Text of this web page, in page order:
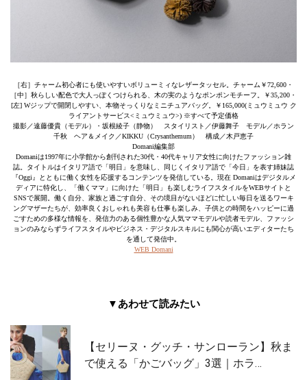
［右］チャーム初心者にも使いやすいボリューミィなレザータッセル。チャーム￥72,600・
［中］秋らしい配色で大人っぽくつけられる、木の実のようなポンポンモチーフ。￥35,200・
[左] Wジップで開閉しやすい、本物そっくりなミニチュアバッグ。￥165,000(ミュウミュウ ク
ライアントサービス<ミュウミュウ>) ※すべて予定価格
撮影／遠藤優貴（モデル）・坂根綾子（静物） スタイリスト／伊藤舞子 モデル／ホラン
千秋 ヘア＆メイク／KIKKU（Crysanthemum） 構成／木戸恵子
Domani編集部
Domaniは1997年に小学館から創刊された30代・40代キャリア女性に向けたファッション雑
誌。タイトルはイタリア語で「明日」を意味し、同じくイタリア語で「今日」を表す姉妹誌
『Oggi』とともに働く女性を応援するコンテンツを発信している。現在 Domaniはデジタルメ
ディアに特化し、「働くママ」に向けた「明日」も楽しむライフスタイルをWEBサイトと
SNSで展開。働く自分、家族と過ごす自分、その境目がないほどに忙しい毎日を送るワーキ
ングマザーたちが、効率良くおしゃれも美容も仕事も楽しみ、子供との時間をハッピーに過
ごすための多様な情報を、発信力のある個性豊かな人気ママモデルや読者モデル、ファッシ
ョンのみならずライフスタイルやビジネス・デジタルスキルにも関心が高いエディターたち
を通して発信中。
WEB Domani
▼あわせて読みたい
【セリーヌ・グッチ・サンローラン】秋ま
で使える「かごバッグ」3選｜ホラ…